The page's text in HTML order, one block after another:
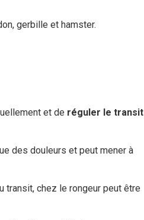
gerbille et hamster.
et de réguler le transit
des douleurs et peut mener à
transit, chez le rongeur peut être